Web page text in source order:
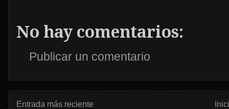
No hay comentarios:
Publicar un comentario
Entrada más reciente